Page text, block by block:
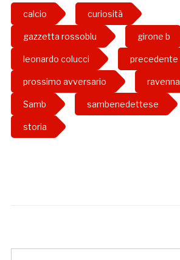
calcio curiosità
gazzetta rossoblu girone b
leonardo colucci precedente
prossimo avversario ravenna
Samb sambenedettese
storia